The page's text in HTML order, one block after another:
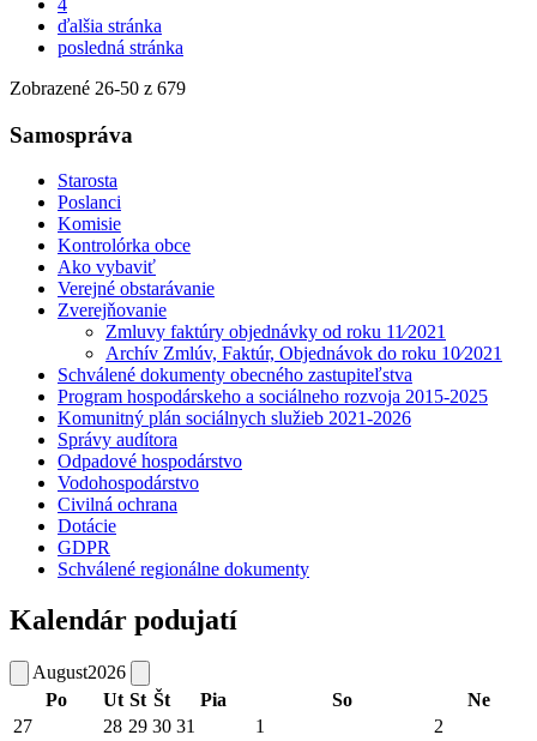
ďalšia stránka
posledná stránka
Zobrazené 26-50 z 679
Samospráva
Starosta
Poslanci
Komisie
Kontrolórka obce
Ako vybaviť
Verejné obstarávanie
Zverejňovanie
Zmluvy faktúry objednávky od roku 11⁄2021
Archív Zmlúv, Faktúr, Objednávok do roku 10⁄2021
Schválené dokumenty obecného zastupiteľstva
Program hospodárskeho a sociálneho rozvoja 2015-2025
Komunitný plán sociálnych služieb 2021-2026
Správy audítora
Odpadové hospodárstvo
Vodohospodárstvo
Civilná ochrana
Dotácie
GDPR
Schválené regionálne dokumenty
Kalendár podujatí
August2026
Po
Ut St Št Pia So
Ne
27
28 29 30 31 1 2